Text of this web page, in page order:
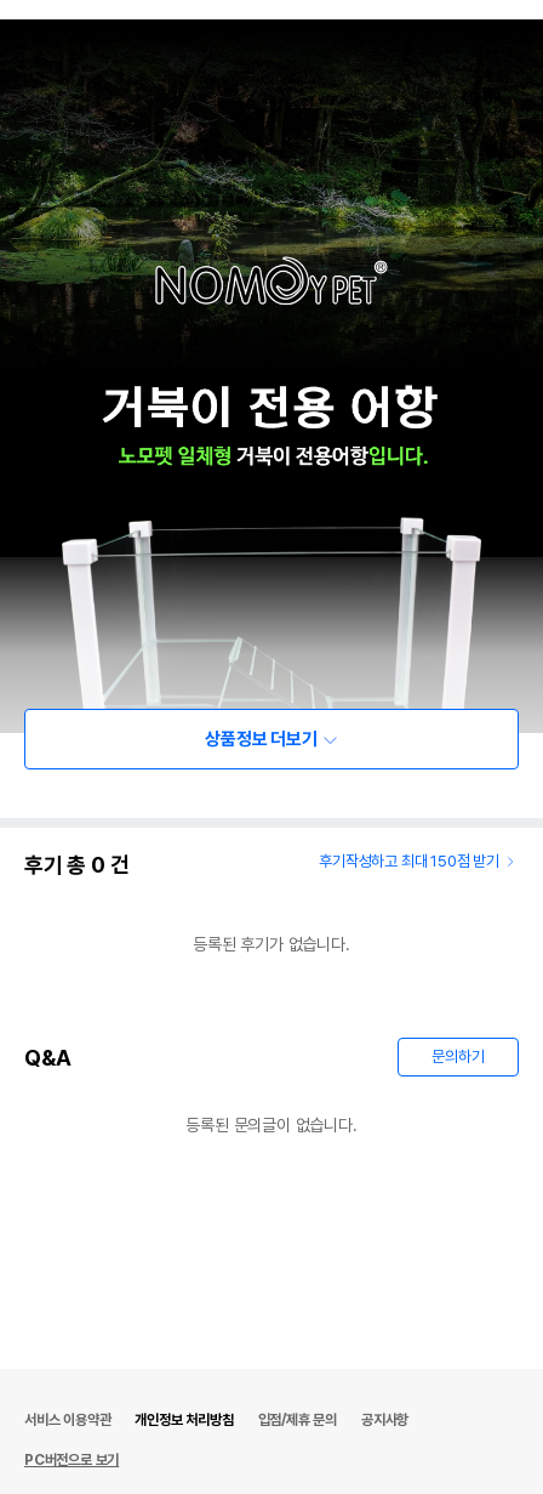
상품정보 더보기
후기 총 0 건 후기작성하고 최대 150점 받기
등록된 후기가 없습니다.
Q&A 문의하기
등록된 문의글이 없습니다.
서비스 이용약관 개인정보 처리방침 입점/제휴 문의 공지사항
PC버전으로 보기